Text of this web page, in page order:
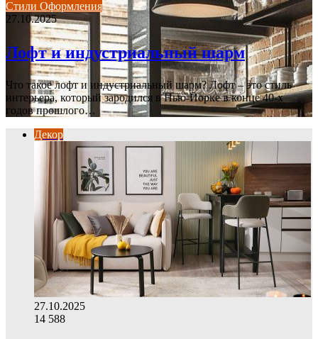
Стили Оформления
27.10.2025
Лофт и индустриальный шарм
Что такое лофт и индустриальный шарм? Лофт – это стиль
интерьера, который зародился в Нью-Йорке в конце 40-х
годов прошлого…
Декор
27.10.2025
14 588